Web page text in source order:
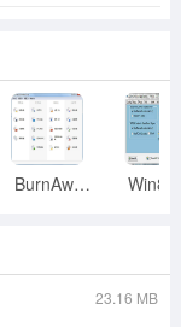
BurnAware
23.16 MB